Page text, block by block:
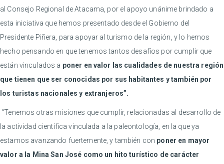
al Consejo Regional de Atacama, por el apoyo unánime brindado a
esta iniciativa que hemos presentado desde el Gobierno del
Presidente Piñera, para apoyar al turismo de la región, y lo hemos
hecho pensando en que tenemos tantos desafíos por cumplir que
están vinculados a poner en valor las cualidades de nuestra región
que tienen que ser conocidas por sus habitantes y también por
los turistas nacionales y extranjeros”.
“Tenemos otras misiones que cumplir, relacionadas al desarrollo de
la actividad científica vinculada a la paleontología, en la que ya
estamos avanzando fuertemente, y también con poner en mayor
valor a la Mina San José como un hito turístico de carácter